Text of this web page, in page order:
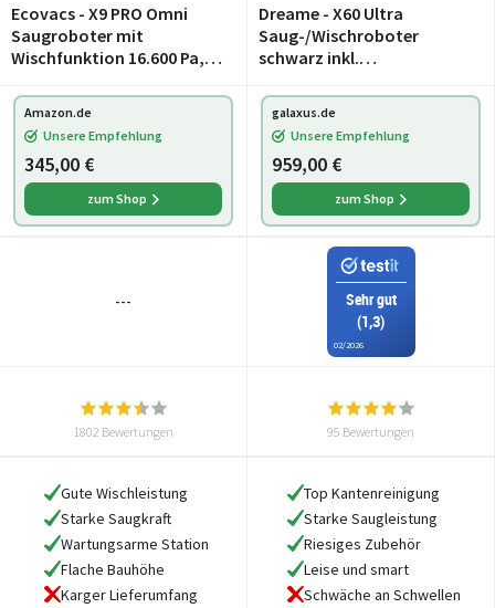
Ecovacs - X9 PRO Omni
Saugroboter mit
Wischfunktion 16.600 Pa,
Dreame - X60 Ultra
Saug-/Wischroboter
schwarz inkl.
n (RLX86DE-BLACK)
Amazon.de
Unsere Empfehlung
345,00 €
zum Shop
galaxus.de
Unsere Empfehlung
959,00 €
zum Shop
---
Sehr gut
(1,3)
02/2026
1802 Bewertungen 95 Bewertungen
Gute Wischleistung
Starke Saugkraft
Wartungsarme Station
Flache Bauhöhe
Karger Lieferumfang
Top Kantenreinigung
Starke Saugleistung
Riesiges Zubehör
Leise und smart
Schwäche an Schwellen